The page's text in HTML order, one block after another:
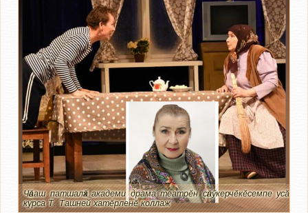
Чӑваш патшалӑх академи драма театрӗн сӑнӳкерчӗкӗсемпе усӑ
курса Т. Ташней хатӗрленӗ коллаж